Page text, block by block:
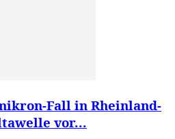
Fall in Rheinland-
vor...